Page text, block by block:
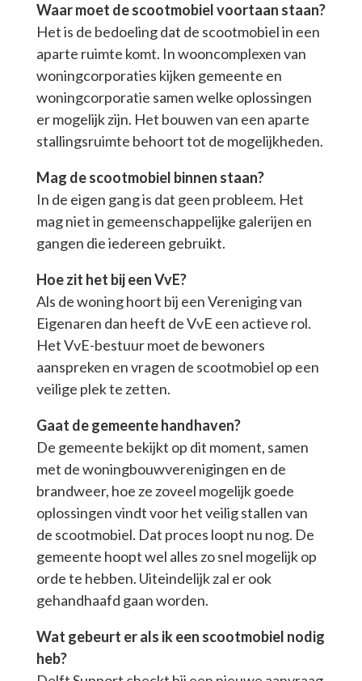
Waar moet de scootmobiel voortaan staan?
Het is de bedoeling dat de scootmobiel in een
aparte ruimte komt. In wooncomplexen van
woningcorporaties kijken gemeente en
woningcorporatie samen welke oplossingen
er mogelijk zijn. Het bouwen van een aparte
stallingsruimte behoort tot de mogelijkheden.
Mag de scootmobiel binnen staan?
In de eigen gang is dat geen probleem. Het
mag niet in gemeenschappelijke galerijen en
gangen die iedereen gebruikt.
Hoe zit het bij een VvE?
Als de woning hoort bij een Vereniging van
Eigenaren dan heeft de VvE een actieve rol.
Het VvE-bestuur moet de bewoners
aanspreken en vragen de scootmobiel op een
veilige plek te zetten.
Gaat de gemeente handhaven?
De gemeente bekijkt op dit moment, samen
met de woningbouwverenigingen en de
brandweer, hoe ze zoveel mogelijk goede
oplossingen vindt voor het veilig stallen van
de scootmobiel. Dat proces loopt nu nog. De
gemeente hoopt wel alles zo snel mogelijk op
orde te hebben. Uiteindelijk zal er ook
gehandhaafd gaan worden.
Wat gebeurt er als ik een scootmobiel nodig
heb?